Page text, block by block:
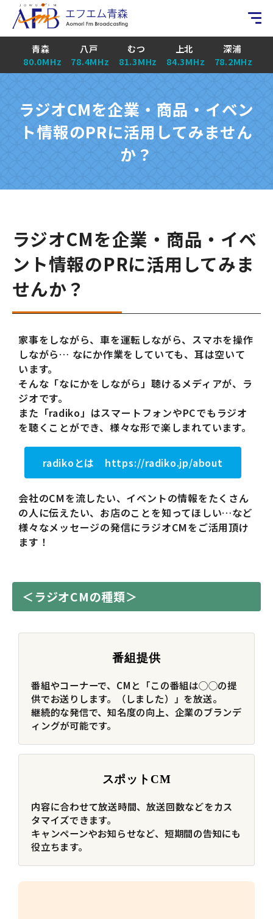
青森
80.0MHz
八戸
78.4MHz
むつ
81.3MHz
上北
84.3MHz
深浦
78.2MHz
ラジオCMを企業・商品・イベン
ト情報のPRに活用してみません
か？
ラジオCMを企業・商品・イベ
ント情報のPRに活用してみま
せんか？
家事をしながら、車を運転しながら、スマホを操作
しながら… なにか作業をしていても、耳は空いて
います。
そんな「なにかをしながら」聴けるメディアが、ラ
ジオです。
また「radiko」はスマートフォンやPCでもラジオ
を聴くことができ、様々な形で楽しまれています。
radikoとは https://radiko.jp/about
会社のCMを流したい、イベントの情報をたくさん
の人に伝えたい、お店のことを知ってほしい…など
様々なメッセージの発信にラジオCMをご活用頂け
ます！
＜ラジオCMの種類＞
番組提供
番組やコーナーで、CMと「この番組は◯◯の提
供でお送りします。（しました）」を放送。
継続的な発信で、知名度の向上、企業のブランデ
ィングが可能です。
スポットCM
内容に合わせて放送時間、放送回数などをカス
タマイズできます。
キャンペーンやお知らせなど、短期間の告知にも
役立ちます。